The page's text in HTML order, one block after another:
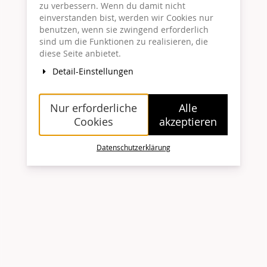
zu verbessern. Wenn du damit nicht
einverstanden bist, werden wir Cookies nur
benutzen, wenn sie zwingend erforderlich
sind um die Funktionen zu realisieren, die
diese Seite anbietet.
Detail-Einstellungen
Nur erforderliche
Cookies
Alle
akzeptieren
Datenschutzerklärung